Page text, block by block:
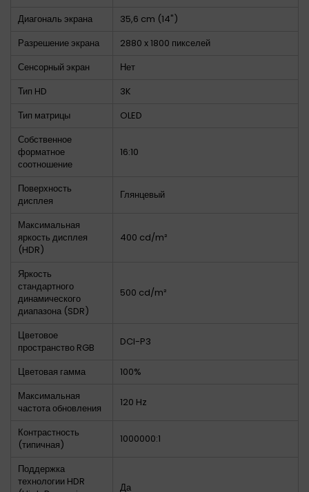
Диагональ экрана
35,6 cm (14")
Разрешение экрана
2880 x 1800 пикселей
Сенсорный экран
Нет
Тип HD
3K
Тип матрицы
OLED
Собственное
форматное
соотношение
16:10
Поверхность
дисплея
Глянцевый
Максимальная
яркость дисплея
(HDR)
400 cd/m²
Яркость
стандартного
динамического
диапазона (SDR)
500 cd/m²
Цветовое
пространство RGB
DCI-P3
Цветовая гамма
100%
Максимальная
частота обновления
120 Hz
Контрастность
(типичная)
1000000:1
Поддержка
технологии HDR
Да